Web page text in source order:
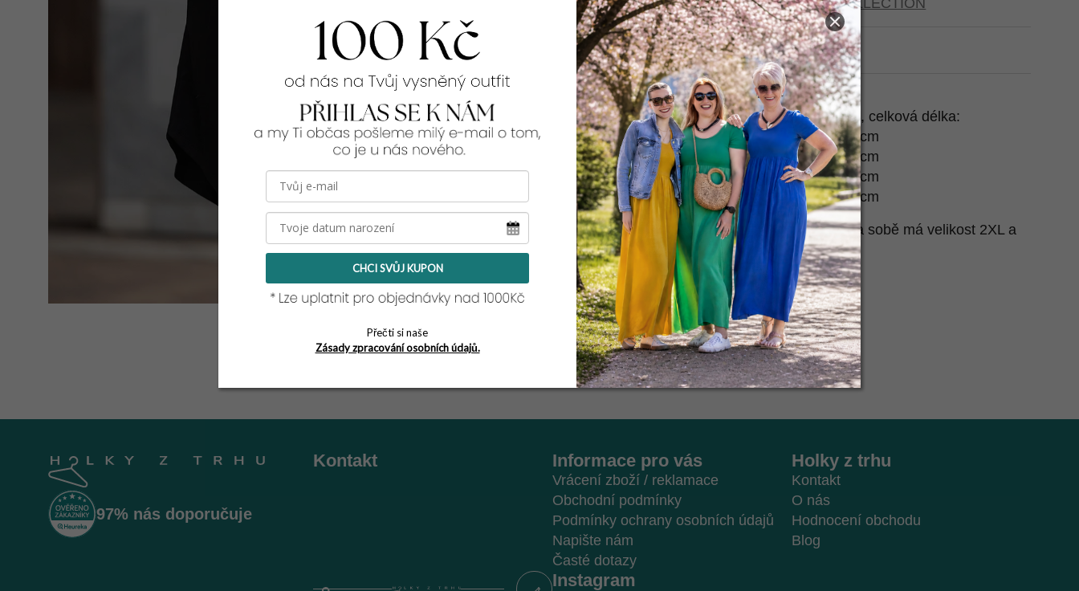
Rozměry:
přes prsa, přes boky, délka rukávu od krku, celková délka:
M:
2x55-60 cm, 2x66-70 cm, 58 cm, 97 cm
L:
2x57-62 cm, 2x68-72 cm, 59 cm, 98 cm
XL: 2x59-64 cm, 2x70-74 cm, 60 cm, 99 cm
2XL: 2x61-66 cm, 2x72-76 cm, 60 cm, 99 cm
Tento model pro tebe nafotila naše Jíťa, na sobě má velikost 2XL a
její míry najdeš
.
Hlídat
COLLECTION
variantu
99% spokojenost na Heurece
97% nás doporučuje
Kontakt Informace pro vás
Vrácení zboží / reklamace
Obchodní podmínky
Podmínky ochrany osobních údajů
Napište nám
Časté dotazy
Holky z trhu
Kontakt
O nás
Hodnocení obchodu
Blog
Instagram
CHCI SVŮJ KUPON
Přečti si naše
Zásady zpracování osobních údajů.